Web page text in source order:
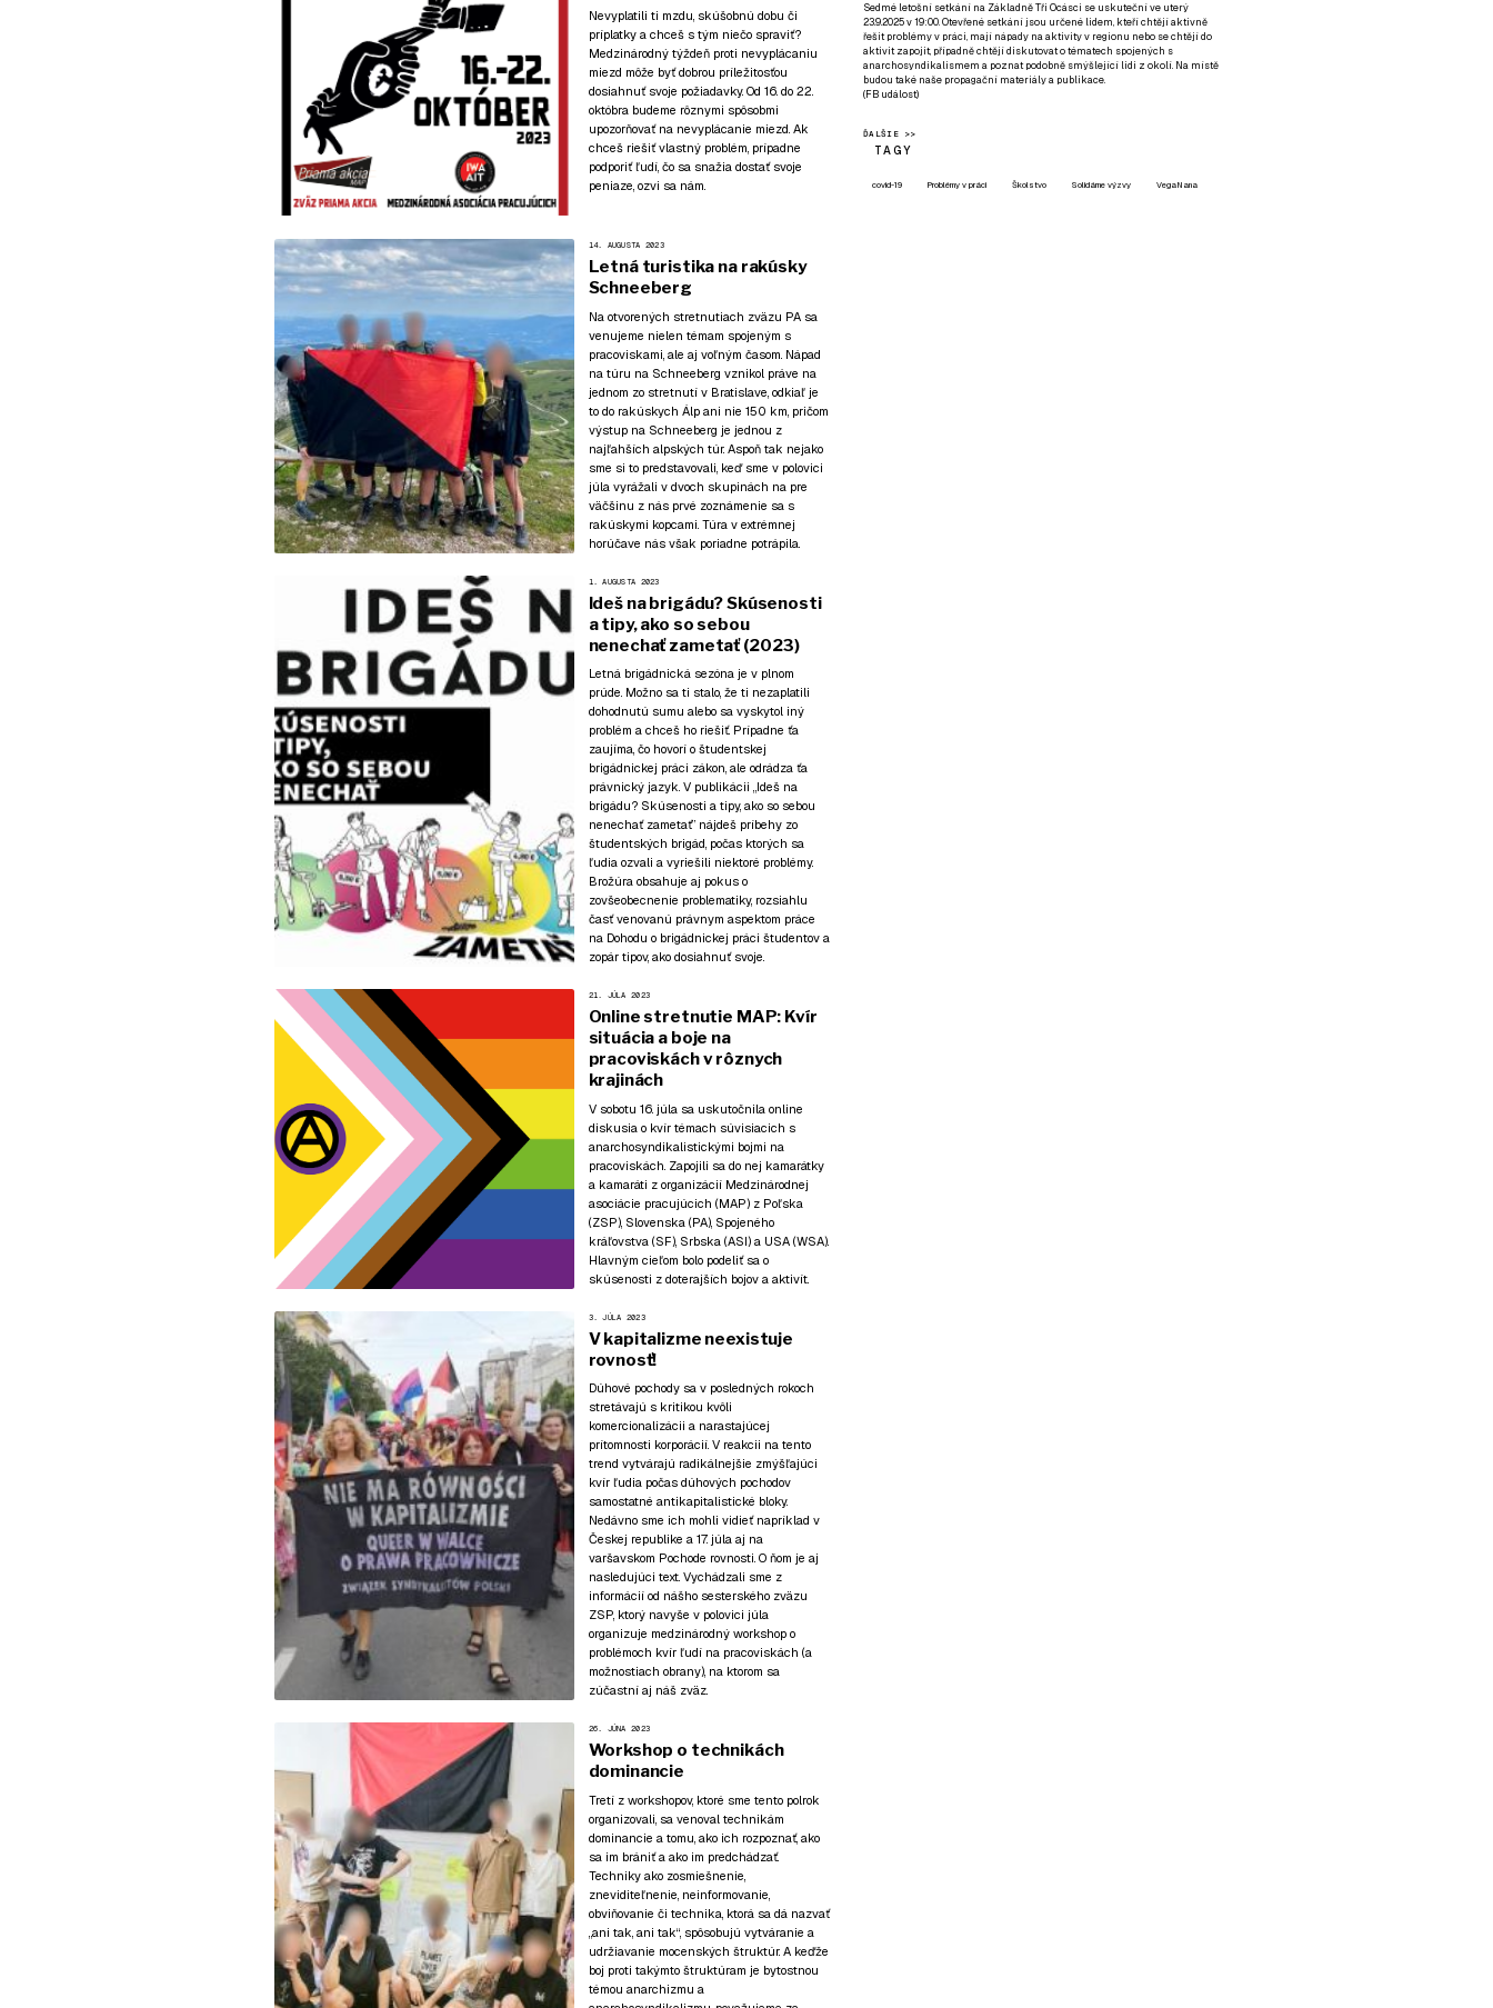
Nevyplatili ti mzdu, skúšobnú dobu či
príplatky a chceš s tým niečo spraviť?
Medzinárodný týždeň proti nevyplácaniu
miezd môže byť dobrou príležitosťou
dosiahnuť svoje požiadavky. Od 16. do 22.
októbra budeme rôznymi spôsobmi
upozorňovať na nevyplácanie miezd. Ak
chceš riešiť vlastný problém, prípadne
podporiť ľudí, čo sa snažia dostať svoje
peniaze, ozvi sa nám.
14. AUGUSTA 2023
Letná turistika na rakúsky
Schneeberg
Na otvorených stretnutiach zväzu PA sa
venujeme nielen témam spojeným s
pracoviskami, ale aj voľným časom. Nápad
na túru na Schneeberg vznikol práve na
jednom zo stretnutí v Bratislave, odkiaľ je
to do rakúskych Álp ani nie 150 km, pričom
výstup na Schneeberg je jednou z
najľahších alpských túr. Aspoň tak nejako
sme si to predstavovali, keď sme v polovici
júla vyrážali v dvoch skupinách na pre
väčšinu z nás prvé zoznámenie sa s
rakúskymi kopcami. Túra v extrémnej
horúčave nás však poriadne potrápila.
1. AUGUSTA 2023
Ideš na brigádu? Skúsenosti
a tipy, ako so sebou
nenechať zametať (2023)
Letná brigádnická sezóna je v plnom
prúde. Možno sa ti stalo, že ti nezaplatili
dohodnutú sumu alebo sa vyskytol iný
problém a chceš ho riešiť. Prípadne ťa
zaujíma, čo hovorí o študentskej
brigádnickej práci zákon, ale odrádza ťa
právnický jazyk. V publikácii „Ideš na
brigádu? Skúsenosti a tipy, ako so sebou
nenechať zametať” nájdeš príbehy zo
študentských brigád, počas ktorých sa
ľudia ozvali a vyriešili niektoré problémy.
Brožúra obsahuje aj pokus o
zovšeobecnenie problematiky, rozsiahlu
časť venovanú právnym aspektom práce
na Dohodu o brigádnickej práci študentov a
zopár tipov, ako dosiahnuť svoje.
21. JÚLA 2023
Online stretnutie MAP: Kvír
situácia a boje na
pracoviskách v rôznych
krajinách
V sobotu 16. júla sa uskutočnila online
diskusia o kvír témach súvisiacich s
anarchosyndikalistickými bojmi na
pracoviskách. Zapojili sa do nej kamarátky
a kamaráti z organizácií Medzinárodnej
asociácie pracujúcich (MAP) z Poľska
(ZSP), Slovenska (PA), Spojeného
kráľovstva (SF), Srbska (ASI) a USA (WSA).
Hlavným cieľom bolo podeliť sa o
skúsenosti z doterajších bojov a aktivít.
3. JÚLA 2023
V kapitalizme neexistuje
rovnosť!
Dúhové pochody sa v posledných rokoch
stretávajú s kritikou kvôli
komercionalizácii a narastajúcej
prítomnosti korporácií. V reakcii na tento
trend vytvárajú radikálnejšie zmýšľajúci
kvír ľudia počas dúhových pochodov
samostatné antikapitalistické bloky.
Nedávno sme ich mohli vidieť napríklad v
Českej republike a 17. júla aj na
varšavskom Pochode rovnosti. O ňom je aj
nasledujúci text. Vychádzali sme z
informácií od nášho sesterského zväzu
ZSP, ktorý navyše v polovici júla
organizuje medzinárodný workshop o
problémoch kvír ľudí na pracoviskách (a
možnostiach obrany), na ktorom sa
zúčastní aj náš zväz.
26. JÚNA 2023
Workshop o technikách
dominancie
Tretí z workshopov, ktoré sme tento polrok
organizovali, sa venoval technikám
dominancie a tomu, ako ich rozpoznať, ako
sa im brániť a ako im predchádzať.
Techniky ako zosmiešnenie,
zneviditeľnenie, neinformovanie,
obviňovanie či technika, ktorá sa dá nazvať
„ani tak, ani tak“, spôsobujú vytváranie a
udržiavanie mocenských štruktúr. A keďže
boj proti takýmto štruktúram je bytostnou
témou anarchizmu a
Sedmé letošní setkání na Základně Tři Ocásci se uskuteční ve uterý
23.9.2025 v 19:00. Otevřené setkání jsou určené lidem, kteří chtějí aktivně
řešit problémy v práci, mají nápady na aktivity v regionu nebo se chtějí do
aktivit zapojit, případně chtějí diskutovat o tématech spojených s
anarchosyndikalismem a poznat podobně smýšlející lidi z okolí. Na místě
budou také naše propagační materiály a publikace.
(FB událost)
ĎALŠIE >>
TAGY
covid-19 Problémy v práci Školstvo Solidárne výzvy VegaNana